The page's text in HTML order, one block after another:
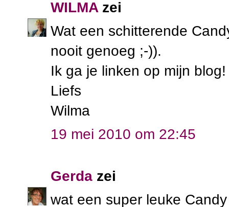
WILMA zei
Wat een schitterende
nooit genoeg ;-)).
Ik ga je linken op mijn
Liefs
Wilma
19 mei 2010 om 22:45
Gerda zei
wat een super leuke